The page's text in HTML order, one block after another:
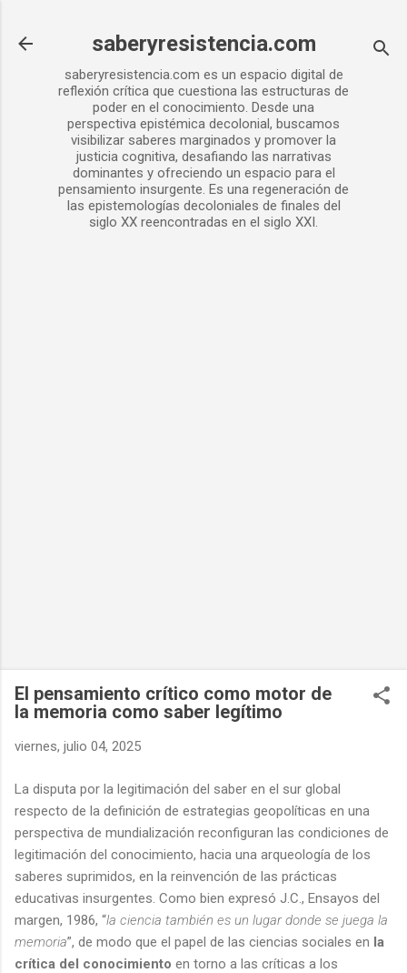
saberyresistencia.com
saberyresistencia.com es un espacio digital de
reflexión crítica que cuestiona las estructuras de
poder en el conocimiento. Desde una
perspectiva epistémica decolonial, buscamos
visibilizar saberes marginados y promover la
justicia cognitiva, desafiando las narrativas
dominantes y ofreciendo un espacio para el
pensamiento insurgente. Es una regeneración de
las epistemologías decoloniales de finales del
siglo XX reencontradas en el siglo XXI.
El pensamiento crítico como motor de
la memoria como saber legítimo
viernes, julio 04, 2025
La disputa por la legitimación del saber en el sur global
respecto de la definición de estrategias geopolíticas en una
perspectiva de mundialización reconfiguran las condiciones de
legitimación del conocimiento, hacia una arqueología de los
saberes suprimidos, en la reinvención de las prácticas
educativas insurgentes. Como bien expresó J.C., Ensayos del
margen, 1986, “la ciencia también es un lugar donde se juega la
memoria”, de modo que el papel de las ciencias sociales en la
crítica del conocimiento en torno a las críticas a los